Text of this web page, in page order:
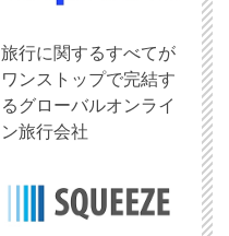
旅行に関するすべてが
ワンストップで完結す
るグローバルオンライ
ン旅行会社